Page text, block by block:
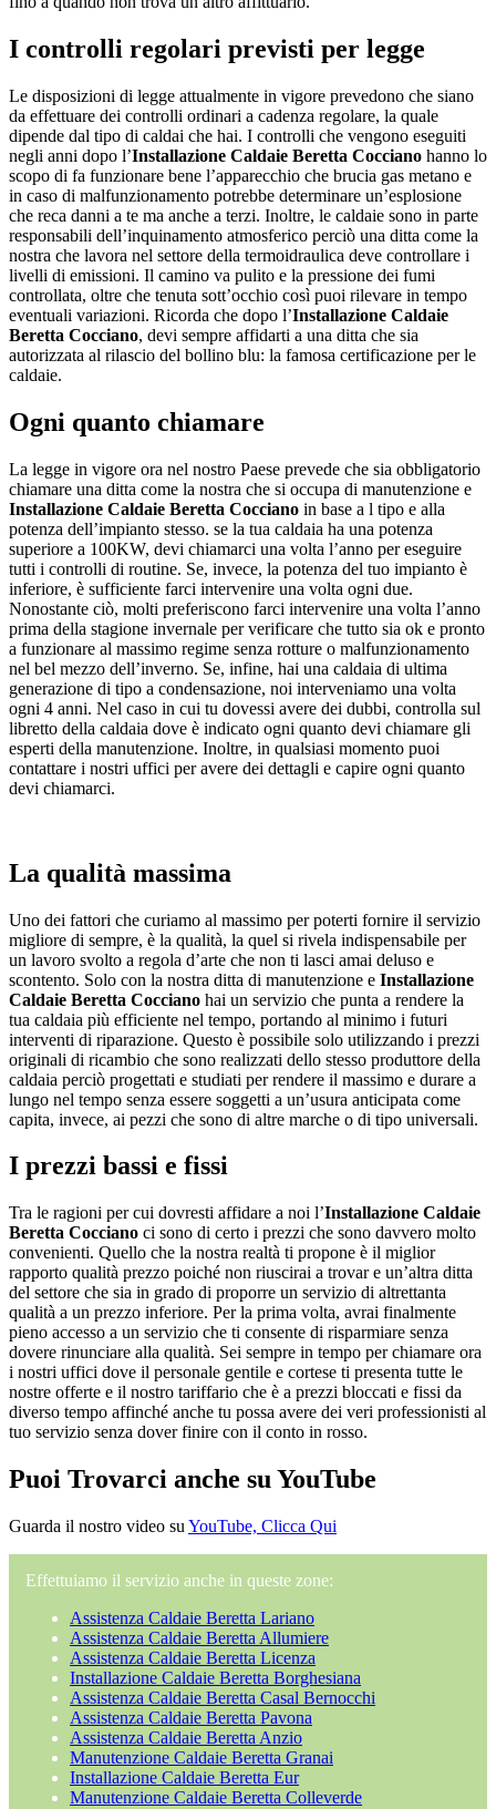
I controlli regolari previsti per legge
Le disposizioni di legge attualmente in vigore prevedono che siano
da effettuare dei controlli ordinari a cadenza regolare, la quale
dipende dal tipo di caldai che hai. I controlli che vengono eseguiti
negli anni dopo l’Installazione Caldaie Beretta Cocciano hanno lo
scopo di fa funzionare bene l’apparecchio che brucia gas metano e
in caso di malfunzionamento potrebbe determinare un’esplosione
che reca danni a te ma anche a terzi. Inoltre, le caldaie sono in parte
responsabili dell’inquinamento atmosferico perciò una ditta come la
nostra che lavora nel settore della termoidraulica deve controllare i
livelli di emissioni. Il camino va pulito e la pressione dei fumi
controllata, oltre che tenuta sott’occhio così puoi rilevare in tempo
eventuali variazioni. Ricorda che dopo l’Installazione Caldaie
Beretta Cocciano, devi sempre affidarti a una ditta che sia
autorizzata al rilascio del bollino blu: la famosa certificazione per le
caldaie.
Ogni quanto chiamare
La legge in vigore ora nel nostro Paese prevede che sia obbligatorio
chiamare una ditta come la nostra che si occupa di manutenzione e
Installazione Caldaie Beretta Cocciano in base a l tipo e alla
potenza dell’impianto stesso. se la tua caldaia ha una potenza
superiore a 100KW, devi chiamarci una volta l’anno per eseguire
tutti i controlli di routine. Se, invece, la potenza del tuo impianto è
inferiore, è sufficiente farci intervenire una volta ogni due.
Nonostante ciò, molti preferiscono farci intervenire una volta l’anno
prima della stagione invernale per verificare che tutto sia ok e pronto
a funzionare al massimo regime senza rotture o malfunzionamento
nel bel mezzo dell’inverno. Se, infine, hai una caldaia di ultima
generazione di tipo a condensazione, noi interveniamo una volta
ogni 4 anni. Nel caso in cui tu dovessi avere dei dubbi, controlla sul
libretto della caldaia dove è indicato ogni quanto devi chiamare gli
esperti della manutenzione. Inoltre, in qualsiasi momento puoi
contattare i nostri uffici per avere dei dettagli e capire ogni quanto
devi chiamarci.
La qualità massima
Uno dei fattori che curiamo al massimo per poterti fornire il servizio
migliore di sempre, è la qualità, la quel si rivela indispensabile per
un lavoro svolto a regola d’arte che non ti lasci amai deluso e
scontento. Solo con la nostra ditta di manutenzione e Installazione
Caldaie Beretta Cocciano hai un servizio che punta a rendere la
tua caldaia più efficiente nel tempo, portando al minimo i futuri
interventi di riparazione. Questo è possibile solo utilizzando i prezzi
originali di ricambio che sono realizzati dello stesso produttore della
caldaia perciò progettati e studiati per rendere il massimo e durare a
lungo nel tempo senza essere soggetti a un’usura anticipata come
capita, invece, ai pezzi che sono di altre marche o di tipo universali.
I prezzi bassi e fissi
Tra le ragioni per cui dovresti affidare a noi l’Installazione Caldaie
Beretta Cocciano ci sono di certo i prezzi che sono davvero molto
convenienti. Quello che la nostra realtà ti propone è il miglior
rapporto qualità prezzo poiché non riuscirai a trovar e un’altra ditta
del settore che sia in grado di proporre un servizio di altrettanta
qualità a un prezzo inferiore. Per la prima volta, avrai finalmente
pieno accesso a un servizio che ti consente di risparmiare senza
dovere rinunciare alla qualità. Sei sempre in tempo per chiamare ora
i nostri uffici dove il personale gentile e cortese ti presenta tutte le
nostre offerte e il nostro tariffario che è a prezzi bloccati e fissi da
diverso tempo affinché anche tu possa avere dei veri professionisti al
tuo servizio senza dover finire con il conto in rosso.
Puoi Trovarci anche su YouTube
Guarda il nostro video su YouTube, Clicca Qui
Effettuiamo il servizio anche in queste zone:
Assistenza Caldaie Beretta Lariano
Assistenza Caldaie Beretta Allumiere
Assistenza Caldaie Beretta Licenza
Installazione Caldaie Beretta Borghesiana
Assistenza Caldaie Beretta Casal Bernocchi
Assistenza Caldaie Beretta Pavona
Assistenza Caldaie Beretta Anzio
Manutenzione Caldaie Beretta Granai
Installazione Caldaie Beretta Eur
Manutenzione Caldaie Beretta Colleverde